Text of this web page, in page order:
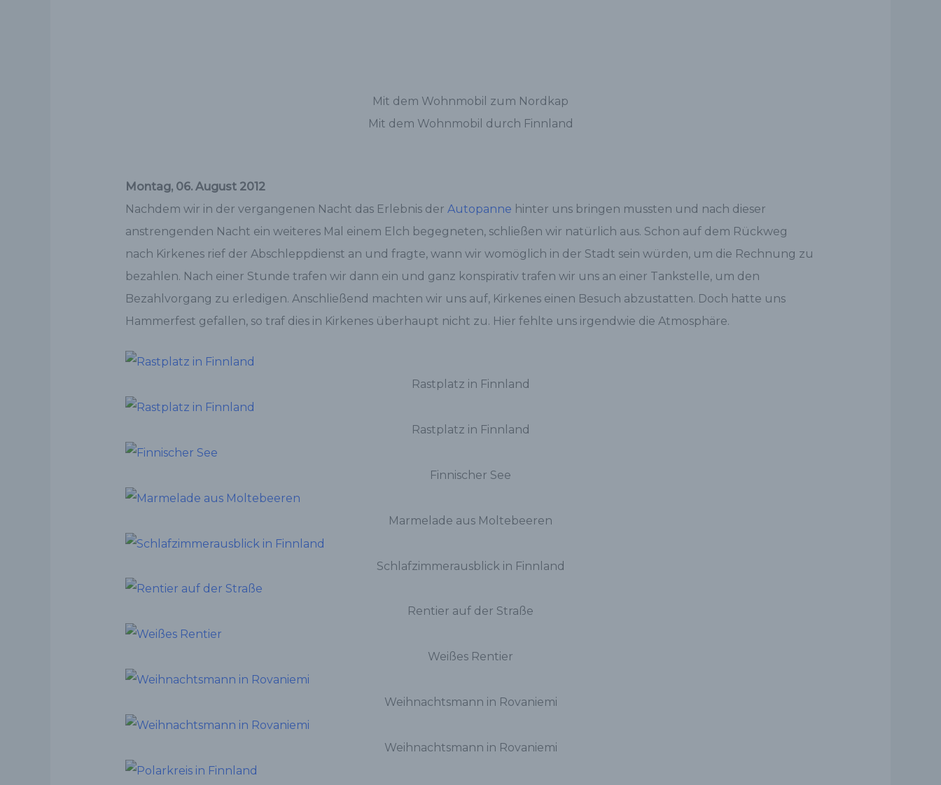
Mit dem Wohnmobil zum Nordkap
Mit dem Wohnmobil durch Finnland
Montag, 06. August 2012
Nachdem wir in der vergangenen Nacht das Erlebnis der Autopanne hinter uns bringen mussten und nach dieser
anstrengenden Nacht ein weiteres Mal einem Elch begegneten, schließen wir natürlich aus. Schon auf dem Rückweg
nach Kirkenes rief der Abschleppdienst an und fragte, wann wir womöglich in der Stadt sein würden, um die Rechnung zu
bezahlen. Nach einer Stunde trafen wir dann ein und ganz konspirativ trafen wir uns an einer Tankstelle, um den
Bezahlvorgang zu erledigen. Anschließend machten wir uns auf, Kirkenes einen Besuch abzustatten. Doch hatte uns
Hammerfest gefallen, so traf dies in Kirkenes überhaupt nicht zu. Hier fehlte uns irgendwie die Atmosphäre.
Rastplatz in Finnland
Rastplatz in Finnland
Finnischer See
Marmelade aus Moltebeeren
Schlafzimmerausblick in Finnland
Rentier auf der Straße
Weißes Rentier
Weihnachtsmann in Rovaniemi
Weihnachtsmann in Rovaniemi